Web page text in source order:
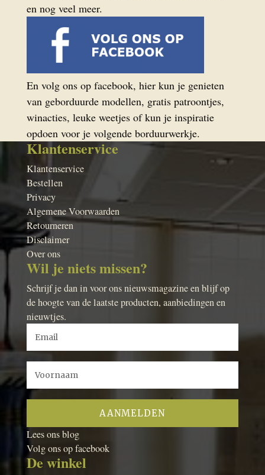
en nog veel meer.
En volg ons op facebook, hier kun je genieten
van geborduurde modellen, gratis patroontjes,
winacties, leuke weetjes of kun je inspiratie
opdoen voor je volgende borduurwerkje.
Klantenservice
Klantenservice
Bestellen
Privacy
Algemene Voorwaarden
Retourneren
Disclaimer
Over ons
Wil je niets missen?
Schrijf je dan in voor ons nieuwsmagazine en blijf op
de hoogte van de laatste producten, aanbiedingen en
nieuwtjes.
Lees ons blog
Volg ons op facebook
De winkel